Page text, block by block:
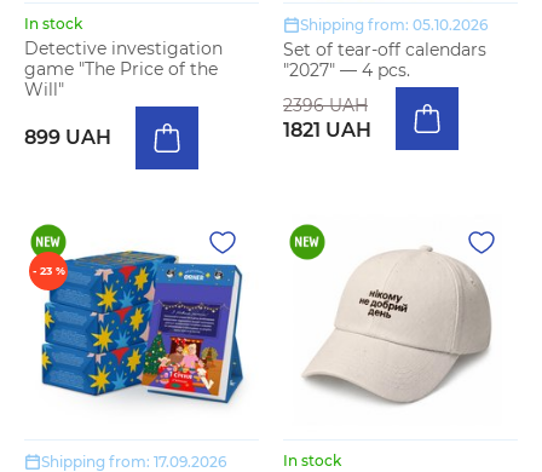
In stock
Detective investigation
game "The Price of the
Will"
899 UAH
Shipping from: 05.10.2026
Set of tear-off calendars
"2027" — 4 pcs.
2396 UAH
1821 UAH
- 23 %
Shipping from: 17.09.2026 In stock